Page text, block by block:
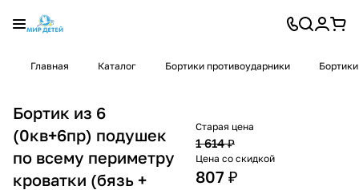
Главная Каталог Бортики противоударники
Бортик из 6
(0кв+6пр) подушек
по всему периметру
кроватки (бязь +
Старая цена
1 614 ₽
Цена со скидкой
807 ₽